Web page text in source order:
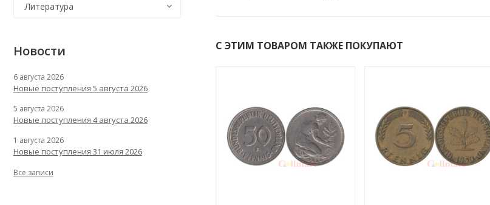
С ЭТИМ ТОВАРОМ ТАКЖЕ ПОКУПАЮТ
Литература
Новости
6 августа 2026
Новые поступления 5 августа 2026
5 августа 2026
Новые поступления 4 августа 2026
1 августа 2026
Новые поступления 31 июля 2026
Все записи